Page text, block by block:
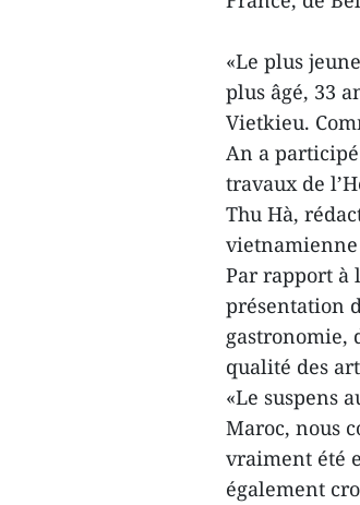
«Le plus
plus âgé, 33
Vietkieu.
An a
travaux de
Thu Hà,
Par rapport à
présentation
gastronomie,
qualité des
«Le suspens
Maroc, nous
vraiment été
également